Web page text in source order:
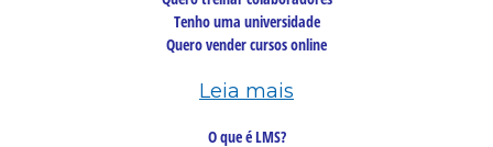
Tenho uma universidade
Quero vender cursos online
Leia mais
O que é LMS?